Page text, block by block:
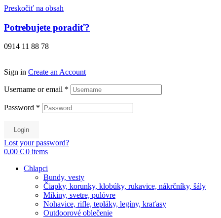
Preskočiť na obsah
Potrebujete poradiť?
0914 11 88 78
Sign in Create an Account
Username or email *
Password *
Login
Lost your password?
0,00 € 0 items
Chlapci
Bundy, vesty
Čiapky, korunky, klobúky, rukavice, nákrčníky, šály
Mikiny, svetre, pulóvre
Nohavice, rifle, tepláky, legíny, kraťasy
Outdoorové oblečenie